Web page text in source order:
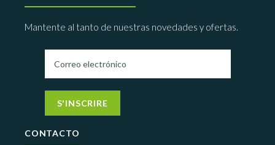
Mantente al tanto de nuestras novedades y ofertas.
S'INSCRIRE
CONTACTO